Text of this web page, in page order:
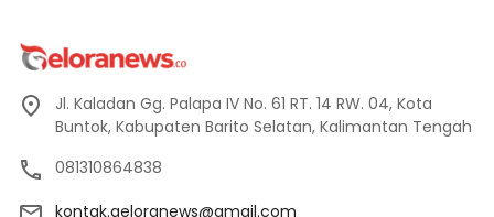
Jl. Kaladan Gg. Palapa IV No. 61 RT. 14 RW. 04, Kota
Buntok, Kabupaten Barito Selatan, Kalimantan Tengah
081310864838
kontak.geloranews@gmail.com